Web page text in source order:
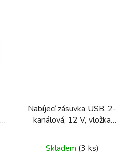
Nabíjecí zásuvka USB, 2-
kanálová, 12 V, vložka
polární bílá lesklá
Skladem (3 ks)